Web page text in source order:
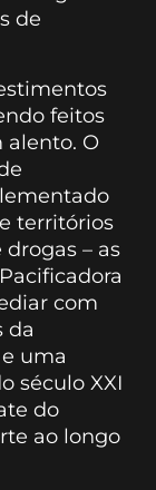
de
feitos
alento. O
territórios
– as
com
da
uma
século XXI
do
ao longo